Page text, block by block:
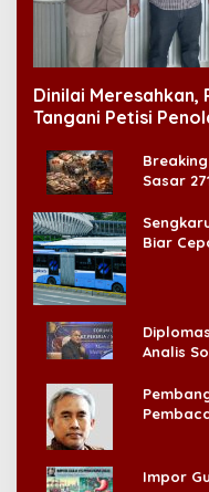
Dinilai Meresahkan,
Tangani Petisi
Sasar
Biar
Analis
Impor